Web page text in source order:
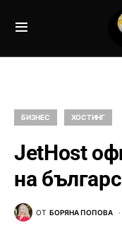
БИЗНЕС ХОСТИНГ
JetHost
на
ОТ БОРЯНА ПОПОВА